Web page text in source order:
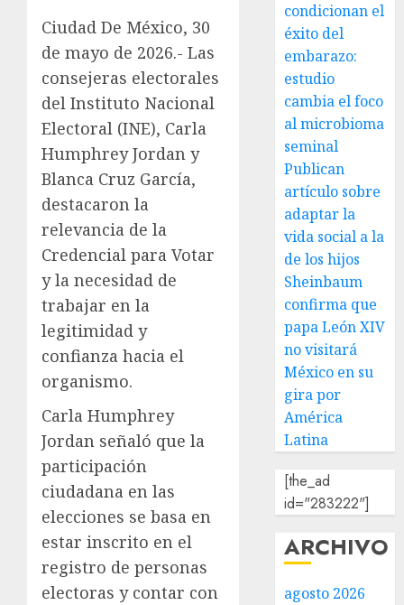
Ciudad De México, 30
de mayo de 2026.- Las
consejeras electorales
del Instituto Nacional
Electoral (INE), Carla
Humphrey Jordan y
Blanca Cruz García,
destacaron la
relevancia de la
Credencial para Votar
y la necesidad de
trabajar en la
legitimidad y
confianza hacia el
organismo.
Carla Humphrey
Jordan señaló que la
participación
ciudadana en las
elecciones se basa en
estar inscrito en el
registro de personas
electoras y contar con
condicionan el
éxito del
embarazo:
estudio
cambia el foco
al microbioma
seminal
Publican
artículo sobre
adaptar la
vida social a la
de los hijos
Sheinbaum
confirma que
papa León XIV
no visitará
México en su
gira por
América
Latina
[the_ad
id="283222"]
ARCHIVO
agosto 2026